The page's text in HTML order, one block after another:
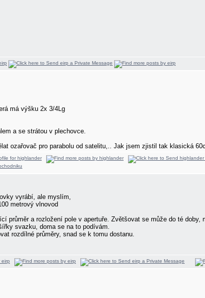
má výšku 2x 3/4Lg
a se strátou v plechovce.
ozařovač pro parabolu od satelitu,.. Jak jsem zjistil tak klasická
vyrábí, ale myslím,
metrový vlnovod
průměr a rozložení pole v apertuře. Zvětšovat se může do té
svazku, doma se na to podívám.
rozdílné průměry, snad se k tomu dostanu.